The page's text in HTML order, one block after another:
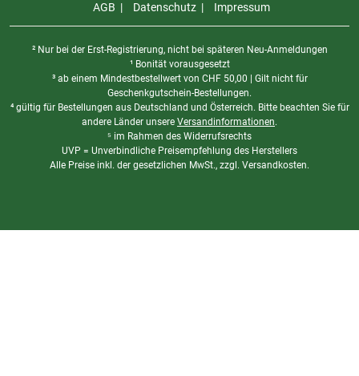
AGB Datenschutz Impressum
² Nur bei der Erst-Registrierung, nicht bei späteren Neu-Anmeldungen
¹ Bonität vorausgesetzt
³ ab einem Mindestbestellwert von CHF50,00 | Gilt nicht für
Geschenkgutschein-Bestellungen.
⁴ gültig für Bestellungen aus Deutschland und Österreich. Bitte beachten Sie für
andere Länder unsere Versandinformationen.
⁵ im Rahmen des Widerrufsrechts
UVP = Unverbindliche Preisempfehlung des Herstellers
Alle Preise inkl. der gesetzlichen MwSt., zzgl. Versandkosten.